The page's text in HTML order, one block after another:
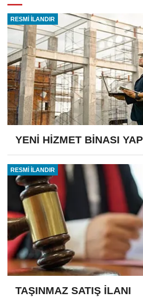
RESMİ İLANDIR
YENİ HİZMET BİNASI
RESMİ İLANDIR
TAŞINMAZ SATIŞ İLANI